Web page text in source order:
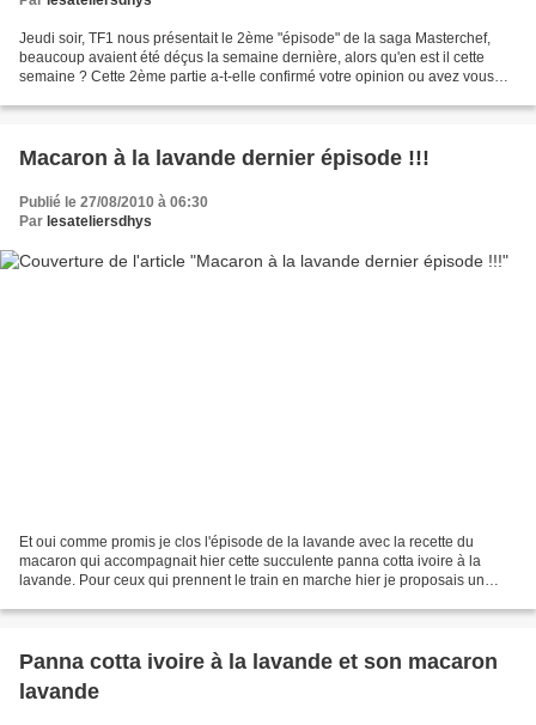
Jeudi soir, TF1 nous présentait le 2ème "épisode" de la saga Masterchef,
beaucoup avaient été déçus la semaine dernière, alors qu'en est il cette
semaine ? Cette 2ème partie a-t-elle confirmé votre opinion ou avez vous
Macaron à la lavande dernier épisode !!!
Publié le 27/08/2010 à 06:30
Par lesateliersdhys
Et oui comme promis je clos l'épisode de la lavande avec la recette du
macaron qui accompagnait hier cette succulente panna cotta ivoire à la
lavande. Pour ceux qui prennent le train en marche hier je proposais un
Panna cotta ivoire à la lavande et son macaron
lavande